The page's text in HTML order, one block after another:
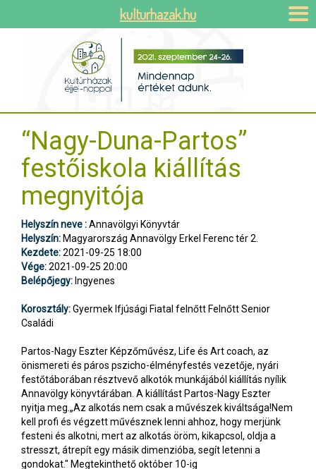
“Nagy-Duna-Partos”
festőiskola kiállítás
megnyitója
Helyszín neve :Annavölgyi Könyvtár
Helyszín: Magyarország Annavölgy Erkel Ferenc tér 2.
Kezdete:2021-09-25 18:00
Vége:2021-09-25 20:00
Belépőjegy: Ingyenes
Korosztály:Gyermek Ifjúsági Fiatal felnőtt Felnőtt Senior
Családi
Partos-Nagy Eszter Képzőművész, Life és Art coach, az
önismereti és páros pszicho-élményfestés vezetője, nyári
festőtáborában résztvevő alkotók munkájából kiállítás nyílik
Annavölgy könyvtárában. A kiállítást Partos-Nagy Eszter
nyitja meg.„Az alkotás nem csak a művészek kiváltsága!Nem
kell profi és végzett művésznek lenni ahhoz, hogy merjünk
festeni és alkotni, mert az alkotás öröm, kikapcsol, oldja a
stresszt, átrepít egy másik dimenzióba, segít letenni a
gondokat." Megtekinthető október 10-ig
kulturhazak.hu